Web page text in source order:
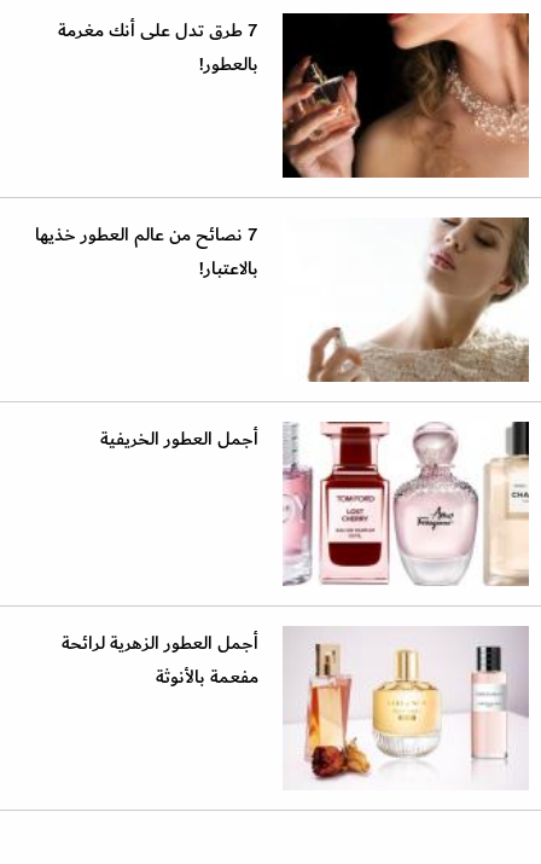
7 طرق تدل على أنك مغرمة
بالعطور!
7 نصائح من عالم العطور خذيها
بالاعتبار!
أجمل العطور الخريفية
أجمل العطور الزهرية لرائحة
مفعمة بالأنوثة